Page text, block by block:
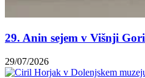
29. Anin sejem v Višnji Gori
29/07/2026